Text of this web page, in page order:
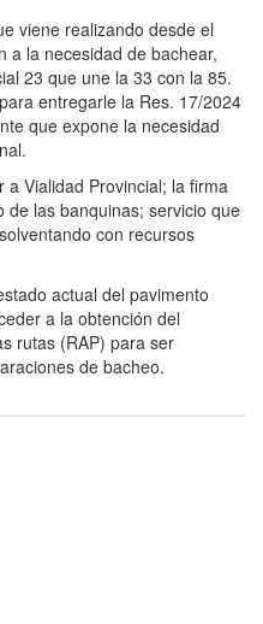
viene realizando desde el
a la necesidad de bachear,
23 que une la 33 con la 85.
entregarle la Res. 17/2024
que expone la necesidad
Vialidad Provincial; la firma
las banquinas; servicio que
con recursos
actual del pavimento
a la obtención del
rutas (RAP) para ser
de bacheo.